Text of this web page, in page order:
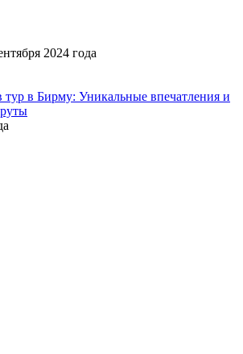
2024 года
тур в Бирму: Уникальные впечатления и